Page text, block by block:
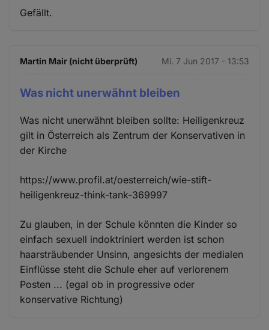
Gefällt.
Martin Mair (nicht überprüft) Mi. 7 Jun 2017 - 13:53
Was nicht unerwähnt bleiben
Was nicht unerwähnt bleiben sollte: Heiligenkreuz
gilt in Österreich als Zentrum der Konservativen in
der Kirche
https://www.profil.at/oesterreich/wie-stift-
heiligenkreuz-think-tank-369997
Zu glauben, in der Schule könnten die Kinder so
einfach sexuell indoktriniert werden ist schon
haarsträubender Unsinn, angesichts der medialen
Einflüsse steht die Schule eher auf verlorenem
Posten ... (egal ob in progressive oder
konservative Richtung)